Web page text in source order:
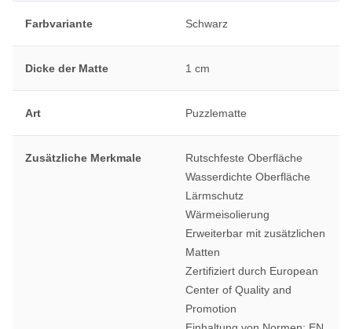
Farbvariante Schwarz
Dicke der Matte 1 cm
Art Puzzlematte
Zusätzliche Merkmale
Rutschfeste Oberfläche
Wasserdichte Oberfläche
Lärmschutz
Wärmeisolierung
Erweiterbar mit zusätzlichen
Matten
Zertifiziert durch European
Center of Quality and
Promotion